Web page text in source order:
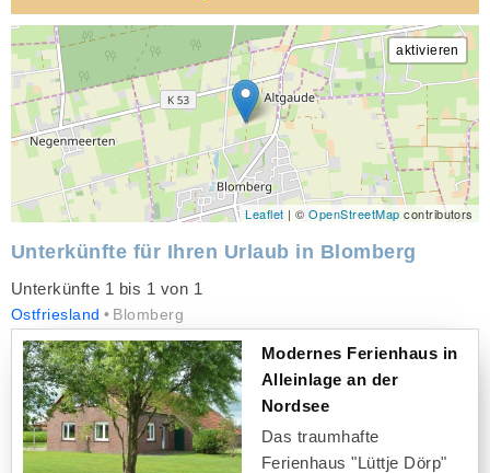
Leaflet | ©OpenStreetMap contributors
Unterkünfte für Ihren Urlaub in Blomberg
Unterkünfte 1 bis 1 von 1
Ostfriesland Blomberg
Modernes Ferienhaus in
Alleinlage an der
Nordsee
Das traumhafte
Ferienhaus "Lüttje Dörp"